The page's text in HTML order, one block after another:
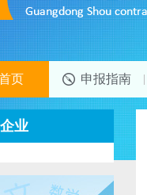
页 申报指南
业